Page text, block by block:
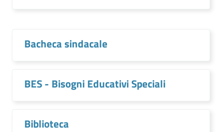
Bacheca sindacale
BES - Bisogni Educativi Speciali
Biblioteca